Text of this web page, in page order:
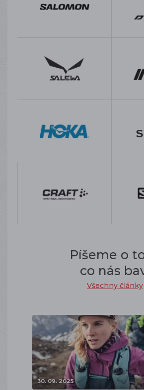
Píšeme o
co nás
Všechny články
30. 09. 2025